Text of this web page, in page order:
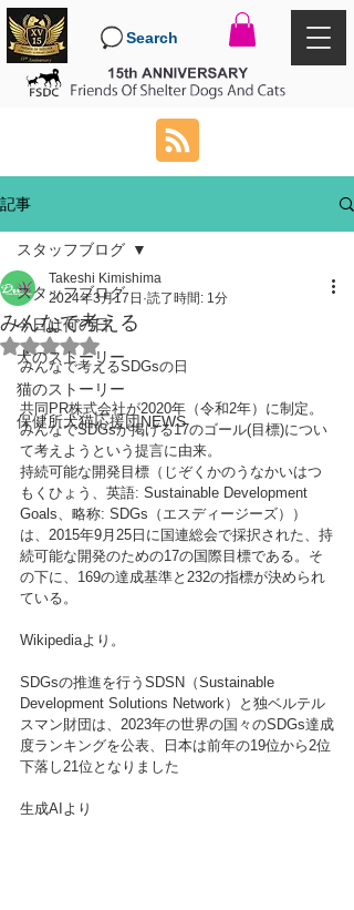
Search
記事
スタッフブログ
今日は何の日
犬のストーリー
猫のストーリー
保健所犬猫応援団NEWS
スタッフブログ
みんなで考える
Takeshi Kimishima
2024年3月17日 読了時間: 1分
5つ星のうちNaNと評価されています。
みんなで考えるSDGsの日
共同PR株式会社が2020年（令和2年）に制定。
みんなでSDGsが掲げる17のゴール(目標)につい
て考えようという提言に由来。
持続可能な開発目標（じぞくかのうなかいはつ
もくひょう、英語: Sustainable Development
Goals、略称: SDGs（エスディージーズ））
は、2015年9月25日に国連総会で採択された、持
続可能な開発のための17の国際目標である。そ
の下に、169の達成基準と232の指標が決められ
ている。
Wikipediaより。
SDGsの推進を行うSDSN（Sustainable
Development Solutions Network）と独ベルテル
スマン財団は、2023年の世界の国々のSDGs達成
度ランキングを公表、日本は前年の19位から2位
下落し21位となりました
生成AIより